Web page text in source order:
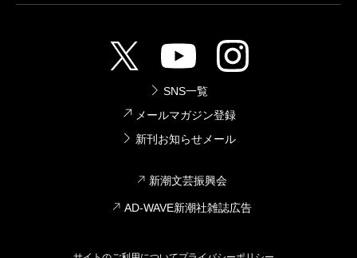
SNS一覧
メールマガジン登録
新刊お知らせメール
新潮文芸振興会
AD-WAVE新潮社雑誌広告